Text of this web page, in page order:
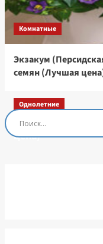
Комнатные
Экзакум
семян (Лучшая
Однолетние
Остеоспермум
цена)